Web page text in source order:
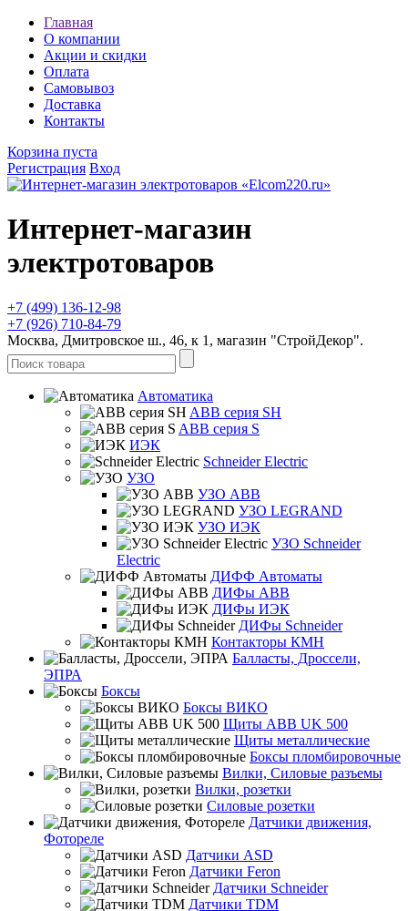
Главная
О компании
Акции и скидки
Оплата
Самовывоз
Доставка
Контакты
Корзина пуста
Регистрация Вход
Интернет-магазин
электротоваров
+7 (499) 136-12-98
+7 (926) 710-84-79
Москва, Дмитровское ш., 46, к 1, магазин "СтройДекор".
Автоматика
ABB серия SH
ABB серия S
ИЭК
Schneider Electric
УЗО
УЗО ABB
УЗО LEGRAND
УЗО ИЭК
УЗО Schneider
Electric
ДИФФ Автоматы
ДИФы ABB
ДИФы ИЭК
ДИФы Schneider
Контакторы КМН
Балласты, Дроссели,
ЭПРА
Боксы
Боксы ВИКО
Щиты ABB UK 500
Щиты металлические
Боксы пломбировочные
Вилки, Силовые разъемы
Вилки, розетки
Силовые розетки
Датчики движения,
Фотореле
Датчики ASD
Датчики Feron
Датчики Schneider
Датчики TDM